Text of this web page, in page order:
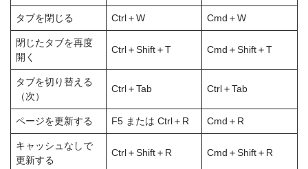
タブを閉じる Ctrl＋W Cmd＋W
閉じたタブを再度
開く
Ctrl＋Shift＋T Cmd＋Shift＋T
タブを切り替える
（次）
Ctrl＋Tab Ctrl＋Tab
ページを更新する F5 または Ctrl＋R Cmd＋R
キャッシュなしで
更新する
Ctrl＋Shift＋R Cmd＋Shift＋R